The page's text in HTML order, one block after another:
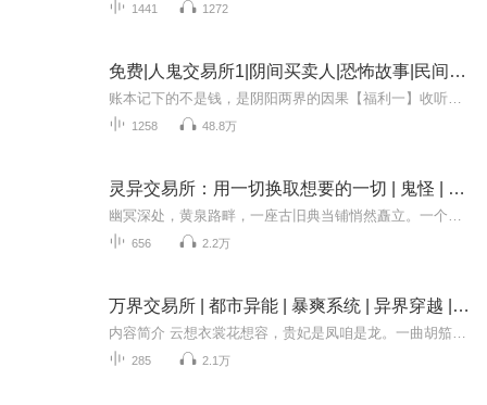
1441 1272
免费|人鬼交易所1|阴间买卖人|恐怖故事|民间奇闻
1258 48.8万
灵异交易所：用一切换取想要的一切 | 鬼怪 | 僵尸 | 免费
656 2.2万
万界交易所 | 都市异能 | 暴爽系统 | 异界穿越 | 金手指爽文
285 2.1万